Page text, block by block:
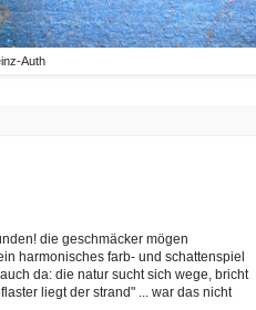
Auth
die geschmäcker mögen
harmonisches farb- und schattenspiel
da: die natur sucht sich wege, bricht
liegt der strand" ... war das nicht